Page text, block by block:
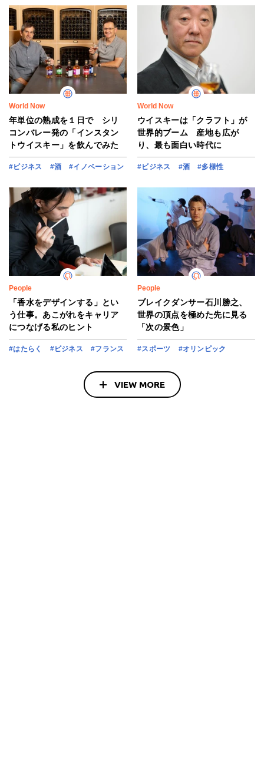
World Now
年単位の熟成を１日で シリ
コンバレー発の「インスタン
トウイスキー」を飲んでみた
#ビジネス #酒 #イノベーション
World Now
ウイスキーは「クラフト」が
世界的ブーム 産地も広が
り、最も面白い時代に
#ビジネス #酒 #多様性
People
「香水をデザインする」とい
う仕事。あこがれをキャリア
につなげる私のヒント
#はたらく #ビジネス #フランス
People
ブレイクダンサー石川勝之、
世界の頂点を極めた先に見る
「次の景色」
#スポーツ #オリンピック
VIEW MORE